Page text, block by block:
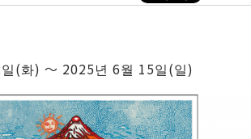
(화) ～ 2025년 6월 15일(일)